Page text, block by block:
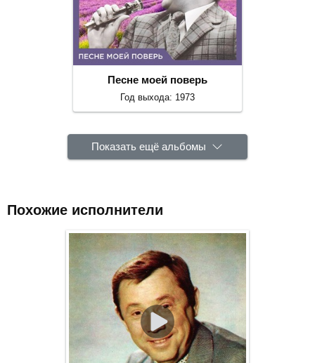
Песне моей поверь
Год выхода: 1973
Показать ещё альбомы
Похожие исполнители